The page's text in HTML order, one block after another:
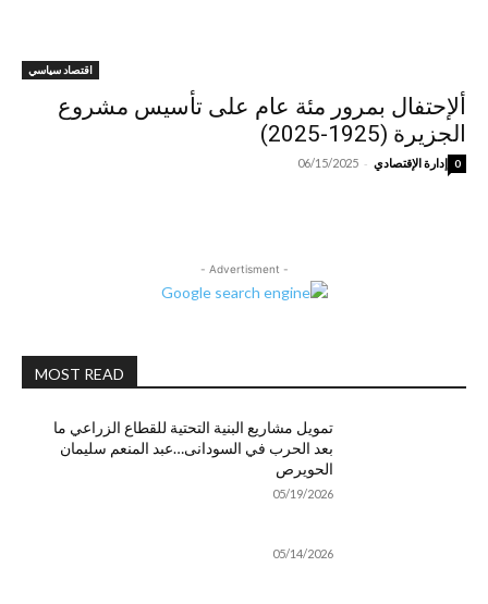
اقتصاد سياسي
ألإحتفال بمرور مئة عام على تأسيس مشروع
الجزيرة (1925-2025)
إدارة الإقتصادي -
06/15/2025 0
- Advertisment -
MOST READ
تمويل مشاريع البنية التحتية للقطاع الزراعي ما
بعد الحرب في السودانى…عبد المنعم سليمان
الحويرص
05/19/2026
05/14/2026